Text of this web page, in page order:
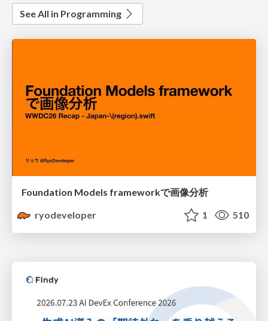
See All in Programming
Foundation Models frameworkで画像分析
ryodeveloper
1 510